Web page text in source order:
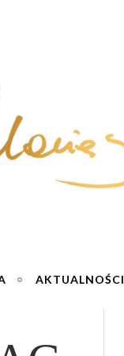
AKTUALNOŚCI